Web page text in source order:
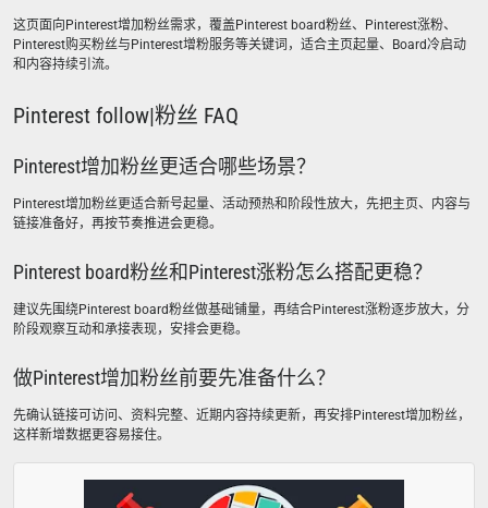
这页面向Pinterest增加粉丝需求，覆盖Pinterest board粉丝、Pinterest涨粉、
Pinterest购买粉丝与Pinterest增粉服务等关键词，适合主页起量、Board冷启动
和内容持续引流。
Pinterest follow|粉丝 FAQ
Pinterest增加粉丝更适合哪些场景？
Pinterest增加粉丝更适合新号起量、活动预热和阶段性放大，先把主页、内容与
链接准备好，再按节奏推进会更稳。
Pinterest board粉丝和Pinterest涨粉怎么搭配更稳？
建议先围绕Pinterest board粉丝做基础铺量，再结合Pinterest涨粉逐步放大，分
阶段观察互动和承接表现，安排会更稳。
做Pinterest增加粉丝前要先准备什么？
先确认链接可访问、资料完整、近期内容持续更新，再安排Pinterest增加粉丝，
这样新增数据更容易接住。